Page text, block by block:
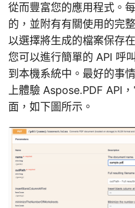
從而豐富您的應用程式。
的，並附有有關使用的完
以選擇將生成的檔案保存
您可以進行簡單的 API 呼
到本機系統中。最好的事
上體驗 Aspose.PDF API
面，如下圖所示。